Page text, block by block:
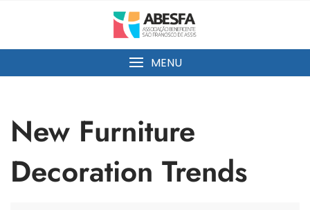
MENU
New Furniture
Decoration Trends